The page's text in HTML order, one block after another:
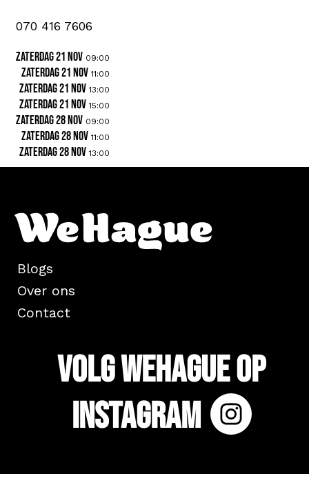
070 416 7606
zaterdag 21 nov 09:00
zaterdag 21 nov 11:00
zaterdag 21 nov 13:00
zaterdag 21 nov 15:00
zaterdag 28 nov 09:00
zaterdag 28 nov 11:00
zaterdag 28 nov 13:00
Blogs
Over ons
Contact
Volg WeHague op
Instagram